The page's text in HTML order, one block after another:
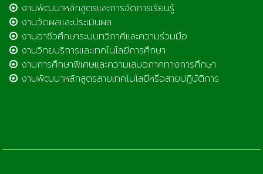
งานพัฒนาหลักสูตรและการจัดการเรียนรู้
งานวัดผลและประเมินผล
งานอาชีวศึกษาระบบทวิภาคีและความร่วมมือ
งานวิทยบริการและเทคโนโลยีการศึกษา
งานการศึกษาพิเศษและความเสมอภาคทางการศึกษา
งานพัฒนาหลักสูตรสายเทคโนโลยีหรือสายปฏิบัติการ